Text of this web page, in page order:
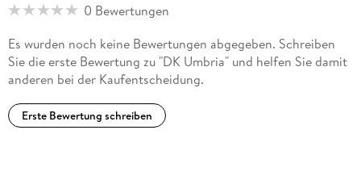
0 Bewertungen
Es wurden noch keine Bewertungen abgegeben. Schreiben
Sie die erste Bewertung zu "DK Umbria" und helfen Sie damit
anderen bei der Kaufentscheidung.
Erste Bewertung schreiben